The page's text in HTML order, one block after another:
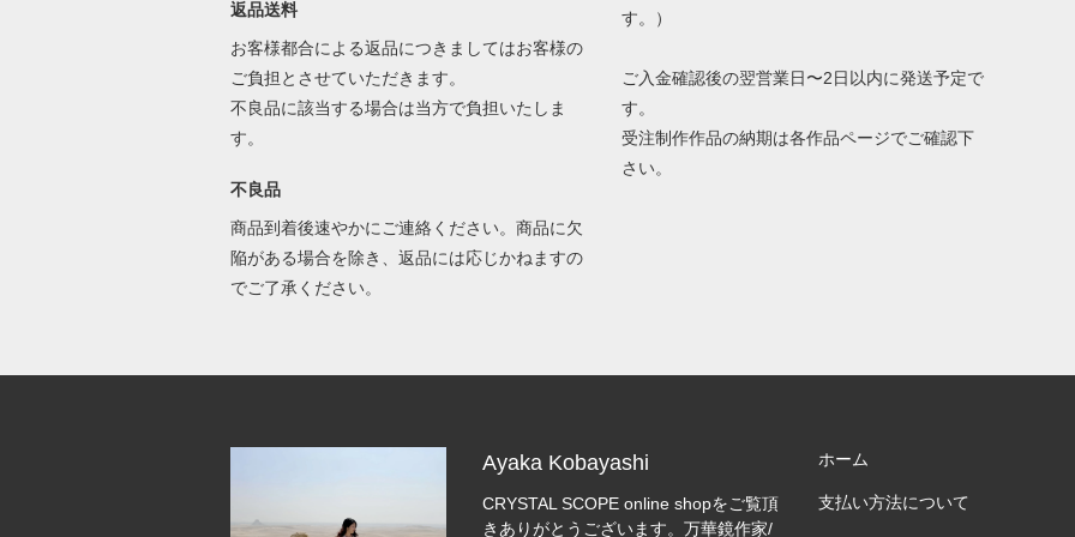
返品送料
お客様都合による返品につきましてはお客様の
ご負担とさせていただきます。
不良品に該当する場合は当方で負担いたしま
す。
不良品
商品到着後速やかにご連絡ください。商品に欠
陥がある場合を除き、返品には応じかねますの
でご了承ください。
す。）
ご入金確認後の翌営業日〜2日以内に発送予定で
す。
受注制作作品の納期は各作品ページでご確認下
さい。
Ayaka Kobayashi
CRYSTAL SCOPE online shopをご覧頂
きありがとうございます。万華鏡作家/
ホーム
支払い方法について